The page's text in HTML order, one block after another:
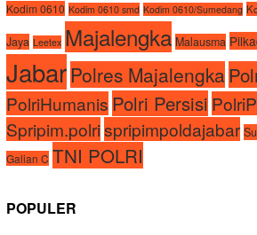
Kodim 0610 Kodim 0610 smd Kodim 0610/Sumedang
Jaya Leetex Majalengka Malausma
Jabar Polres Majalengka
PolriHumanis Polri Persisi
Spripim.polrispripimpoldajabar
Galian C TNI POLRI
POPULER